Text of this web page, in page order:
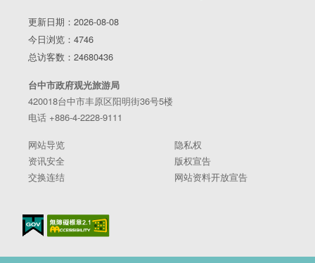
更新日期：2026-08-08
今日浏览：4746
总访客数：24680436
台中市政府观光旅游局
420018台中市丰原区阳明街36号5楼
电话 +886-4-2228-9111
网站导览
隐私权
资讯安全
版权宣告
交换连结
网站资料开放宣告